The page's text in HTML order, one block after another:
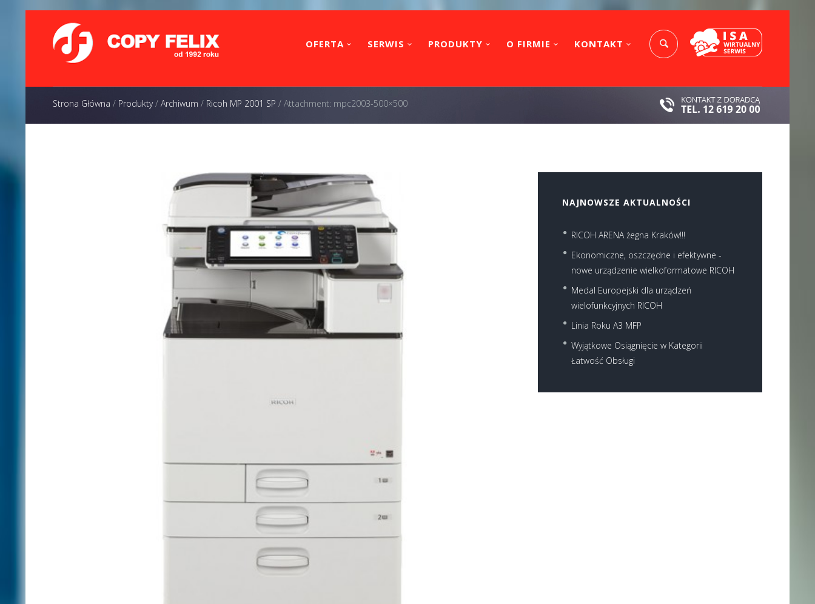
OFERTA SERWIS PRODUKTY O FIRMIE KONTAKT
Strona Główna / Produkty/ Archiwum / Ricoh MP 2001 SP / Attachment: mpc2003-500×500
NAJNOWSZE AKTUALNOŚCI
RICOH ARENA żegna Kraków!!!
Ekonomiczne, oszczędne i efektywne -
nowe urządzenie wielkoformatowe RICOH
Medal Europejski dla urządzeń
wielofunkcyjnych RICOH
Linia Roku A3 MFP
Wyjątkowe Osiągnięcie w Kategorii
Łatwość Obsługi